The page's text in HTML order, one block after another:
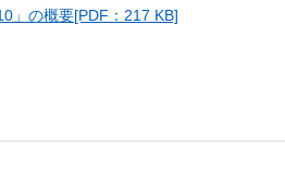
」の概要[PDF：217 KB]